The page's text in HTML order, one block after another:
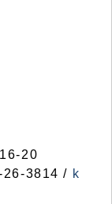
20
26-3814 / k